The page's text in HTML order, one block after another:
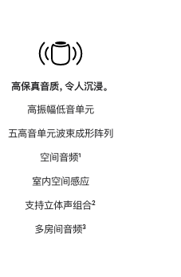
高保真音质，令人沉浸。
高振幅低音单元
五高音单元波束成形阵列
空间音频脚
¹
室内空间感应
支持立体声组合脚
²
多房间音频脚
³